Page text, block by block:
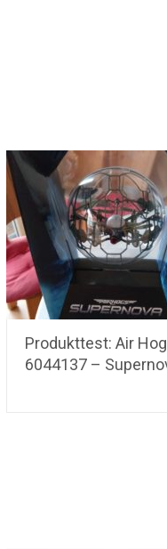
Produkttest: Air
6044137 –